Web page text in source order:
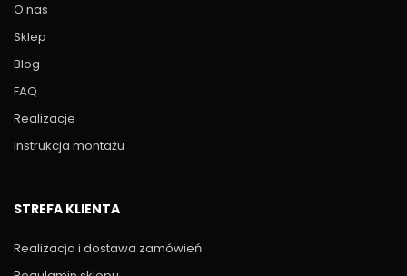
O nas
Sklep
Blog
FAQ
Realizacje
Instrukcja montażu
STREFA KLIENTA
Realizacja i dostawa zamówień